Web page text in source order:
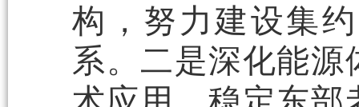
构，努力建设集
系。二是深化能